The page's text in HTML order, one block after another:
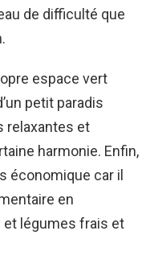
de difficulté que
espace vert
petit paradis
relaxantes et
harmonie. Enfin,
économique car il
en
légumes frais et